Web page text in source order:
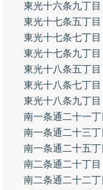
東光十六条九丁目
東光十七条五丁目
東光十七条七丁目
東光十七条九丁目
東光十八条五丁目
東光十八条七丁目
東光十八条九丁目
南一条通二十一丁
南一条通二十三丁
南一条通二十五丁
南二条通二十丁目
南二条通二十二丁